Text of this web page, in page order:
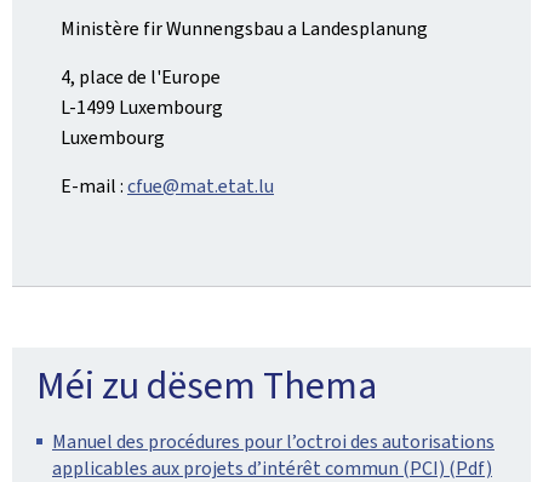
Ministère fir Wunnengsbau a Landesplanung
4, place de l'Europe
L-1499 Luxembourg
Luxembourg
E-mail :cfue@mat.etat.lu
Méi zu dësem Thema
Manuel des procédures pour l’octroi des autorisations
applicables aux projets d’intérêt commun (PCI) (Pdf)